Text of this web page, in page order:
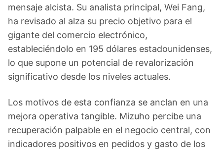
mensaje alcista. Su analista principal, Wei Fang,
ha revisado al alza su precio objetivo para el
gigante del comercio electrónico,
estableciéndolo en 195 dólares estadounidenses,
lo que supone un potencial de revalorización
significativo desde los niveles actuales.
Los motivos de esta confianza se anclan en una
mejora operativa tangible. Mizuho percibe una
recuperación palpable en el negocio central, con
indicadores positivos en pedidos y gasto de los